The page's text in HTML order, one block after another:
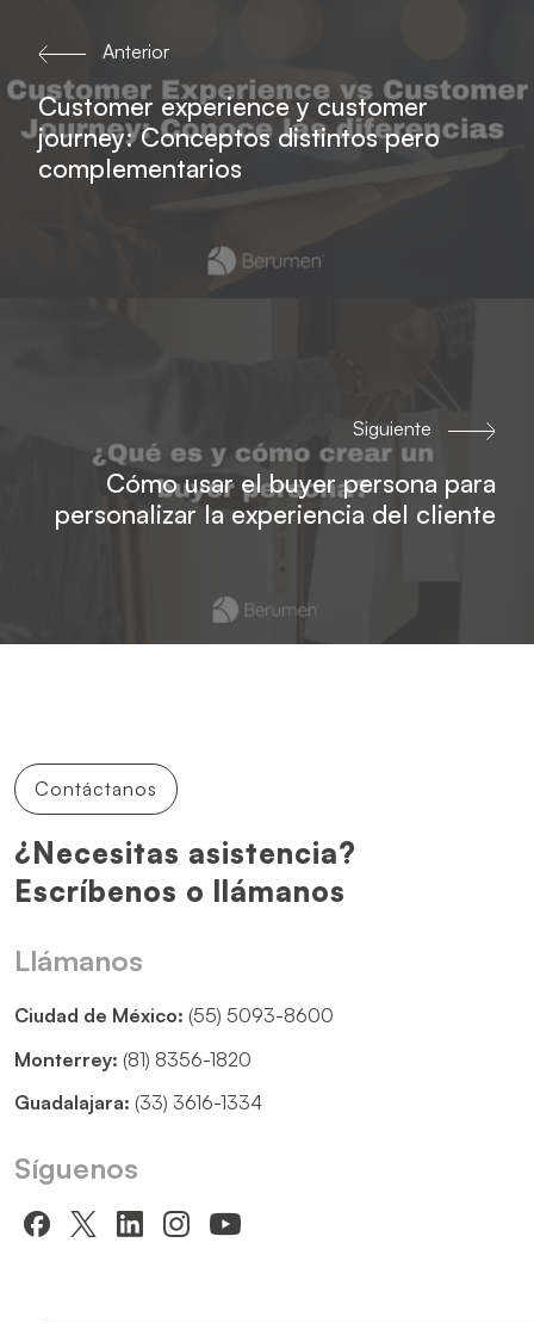
Anterior
Customer experience y customer
journey: Conceptos distintos pero
complementarios
Siguiente
Cómo usar el buyer persona para
personalizar la experiencia del cliente
Contáctanos
¿Necesitas asistencia?
Escríbenos o llámanos
Llámanos
Ciudad de México: (55) 5093-8600
Monterrey: (81) 8356-1820
Guadalajara: (33) 3616-1334
Síguenos